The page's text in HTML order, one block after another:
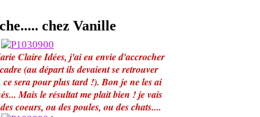
chez Vanille
Claire Idées, j'ai eu envie d'accrocher
(au départ ils devaient se retrouver
sera pour plus tard !). Bon je ne les ai
Mais le résultat me plait bien ! je vais
coeurs, ou des poules, ou des chats....